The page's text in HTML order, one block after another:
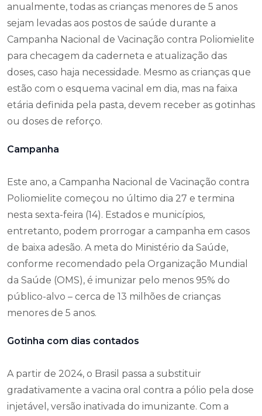
anualmente, todas as crianças menores de 5 anos
sejam levadas aos postos de saúde durante a
Campanha Nacional de Vacinação contra Poliomielite
para checagem da caderneta e atualização das
doses, caso haja necessidade. Mesmo as crianças que
estão com o esquema vacinal em dia, mas na faixa
etária definida pela pasta, devem receber as gotinhas
ou doses de reforço.
Campanha
Este ano, a Campanha Nacional de Vacinação contra
Poliomielite começou no último dia 27 e termina
nesta sexta-feira (14). Estados e municípios,
entretanto, podem prorrogar a campanha em casos
de baixa adesão. A meta do Ministério da Saúde,
conforme recomendado pela Organização Mundial
da Saúde (OMS), é imunizar pelo menos 95% do
público-alvo – cerca de 13 milhões de crianças
menores de 5 anos.
Gotinha com dias contados
A partir de 2024, o Brasil passa a substituir
gradativamente a vacina oral contra a pólio pela dose
injetável, versão inativada do imunizante. Com a